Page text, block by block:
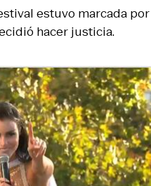
estuvo marcada por
hacer justicia.